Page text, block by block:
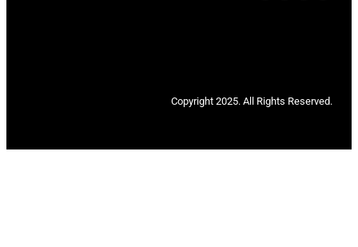
Copyright 2025. All Rights Reserved.